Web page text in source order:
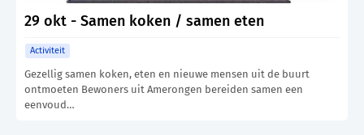
29 okt - Samen koken / samen eten
Activiteit
Gezellig samen koken, eten en nieuwe mensen uit de buurt
ontmoeten Bewoners uit Amerongen bereiden samen een
eenvoud…